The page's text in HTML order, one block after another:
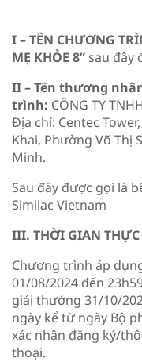
I – TÊN CHƯƠNG
MẸ KHỎE 8” sau đây
II – Tên thương
trình: CÔNG TY
Địa chỉ: Centec
Khai, Phường Võ Thị
Minh.
Sau đây được gọi là
Similac Vietnam
III. THỜI GIAN
Chương trình áp
01/08/2024 đến
giải thưởng 31/10/
ngày kể từ ngày Bộ
xác nhận đăng ký/
thoại.